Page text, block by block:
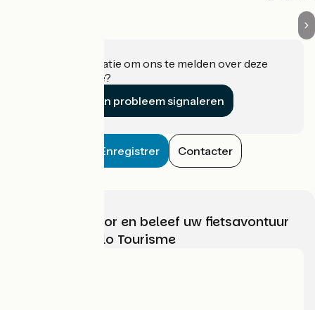
Heeft u informatie om ons te melden over deze
accommodatie?
Een probleem signaleren
Enregistrer Contacter
Kies, bereid voor en beleef uw fietsavontuur
met France Vélo Tourisme